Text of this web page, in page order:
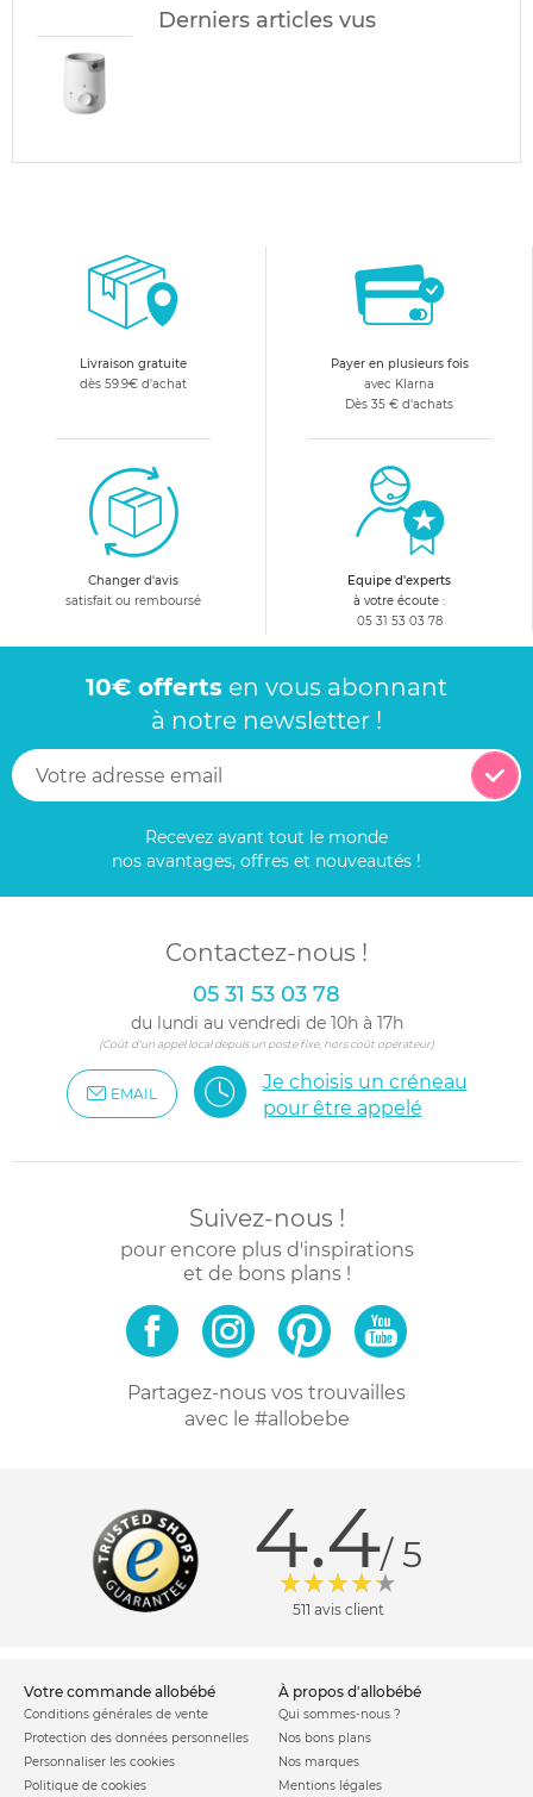
Derniers articles vus
Livraison gratuite
dès 59.9€ d'achat
Payer en plusieurs fois
avec Klarna
Dès 35 € d'achats
Changer d'avis
satisfait ou remboursé
Equipe d'experts
à votre écoute :
05 31 53 03 78
10€ offerts en vous abonnant
à notre newsletter !
Recevez avant tout le monde
nos avantages, offres et nouveautés !
Contactez-nous !
05 31 53 03 78
du lundi au vendredi de 10h à 17h
(Coût d'un appel local depuis un poste fixe, hors coût opérateur)
EMAIL
Je choisis un créneau
pour être appelé
Suivez-nous !
pour encore plus d'inspirations
et de bons plans !
Partagez-nous vos trouvailles
avec le #allobebe
4.4/ 5
511 avis client
votre commande allobébé
Conditions générales de vente
Protection des données personnelles
Personnaliser les cookies
Politique de cookies
à propos d'allobébé
Qui sommes-nous ?
Nos bons plans
Nos marques
Mentions légales